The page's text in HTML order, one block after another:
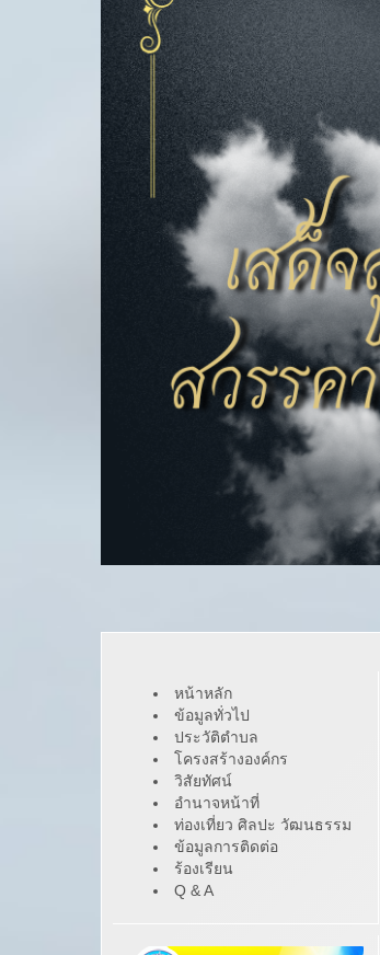
หน้าหลัก
ข้อมูลทั่วไป
ประวัติตำบล
โครงสร้างองค์กร
วิสัยทัศน์
อำนาจหน้าที่
ท่องเที่ยว ศิลปะ วัฒนธรรม
ข้อมูลการติดต่อ
ร้องเรียน
Q & A